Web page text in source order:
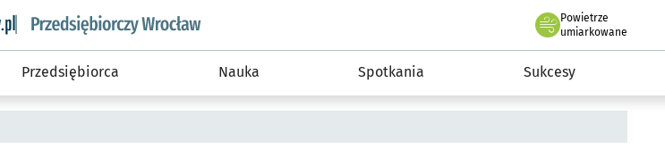
wroclaw.pl podserwis: Strategia rozwoju przedsiębiorczości miasta Wrocławia
Powietrze
we Wrocławiu
umiarkowane
Przedsiębiorca Nauka Spotkania Sukcesy